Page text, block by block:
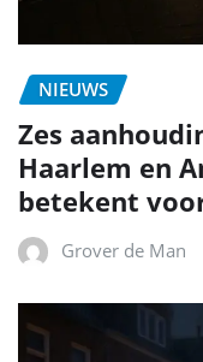
NIEUWS
Zes
Haarlem en
betekent
Grover de Man